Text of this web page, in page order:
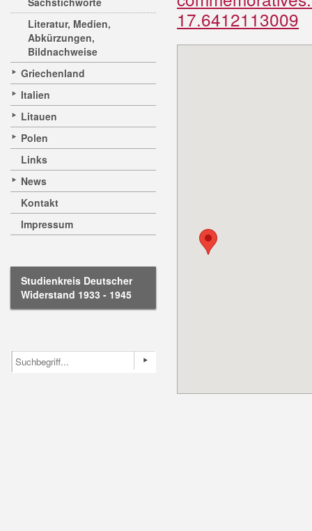
Literatur, Medien,
Abkürzungen,
Bildnachweise
Griechenland
Italien
Litauen
Polen
Links
News
Kontakt
Impressum
Studienkreis Deutscher
Widerstand 1933 - 1945
17.6412113009